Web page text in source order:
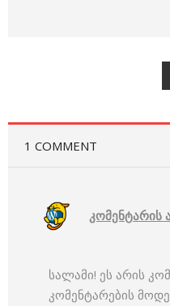
1 COMMENT
კომენტარის
სალამი! ეს არის
კომენტარების